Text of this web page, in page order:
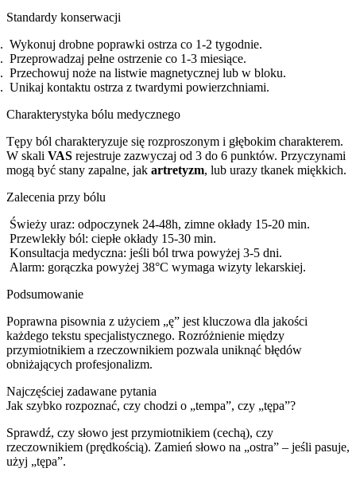
Standardy konserwacji
Wykonuj drobne poprawki ostrza co 1-2 tygodnie.
Przeprowadzaj pełne ostrzenie co 1-3 miesiące.
Przechowuj noże na listwie magnetycznej lub w bloku.
Unikaj kontaktu ostrza z twardymi powierzchniami.
Charakterystyka bólu medycznego
Tępy ból charakteryzuje się rozproszonym i głębokim charakterem.
W skali VAS rejestruje zazwyczaj od 3 do 6 punktów. Przyczynami
mogą być stany zapalne, jak artretyzm, lub urazy tkanek miękkich.
Zalecenia przy bólu
Świeży uraz: odpoczynek 24-48h, zimne okłady 15-20 min.
Przewlekły ból: ciepłe okłady 15-30 min.
Konsultacja medyczna: jeśli ból trwa powyżej 3-5 dni.
Alarm: gorączka powyżej 38°C wymaga wizyty lekarskiej.
Podsumowanie
Poprawna pisownia z użyciem „ę” jest kluczowa dla jakości
każdego tekstu specjalistycznego. Rozróżnienie między
przymiotnikiem a rzeczownikiem pozwala uniknąć błędów
obniżających profesjonalizm.
Najczęściej zadawane pytania
Jak szybko rozpoznać, czy chodzi o „tempa”, czy „tępa”?
Sprawdź, czy słowo jest przymiotnikiem (cechą), czy
rzeczownikiem (prędkością). Zamień słowo na „ostra” – jeśli pasuje,
użyj „tępa”.